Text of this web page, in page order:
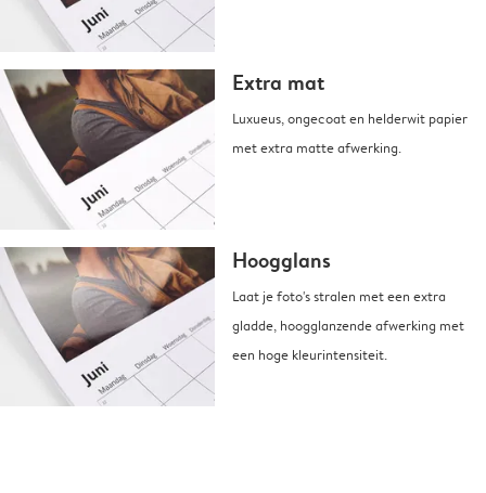
Extra mat
Luxueus, ongecoat en helderwit papier
met extra matte afwerking.
Hoogglans
Laat je foto's stralen met een extra
gladde, hoogglanzende afwerking met
een hoge kleurintensiteit.